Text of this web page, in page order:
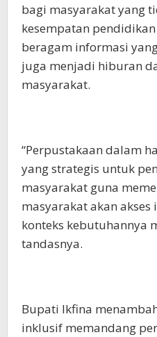
bagi masyarakat yang
kesempatan
beragam informasi
juga menjadi hiburan
masyarakat.
“Perpustakaan dalam
yang strategis untuk
masyarakat guna
masyarakat akan
konteks kebutuhannya
tandasnya.
Bupati Ikfina
inklusif memandang